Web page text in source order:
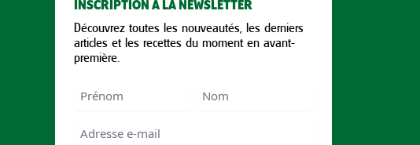
INSCRIPTION À LA NEWSLETTER
Découvrez toutes les nouveautés, les derniers
articles et les recettes du moment en avant-
première.
Nom
Email